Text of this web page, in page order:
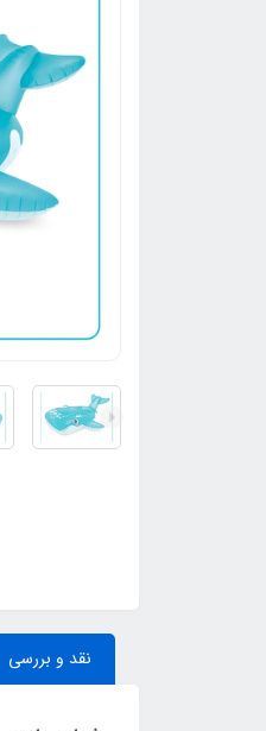
نقد و بررسی